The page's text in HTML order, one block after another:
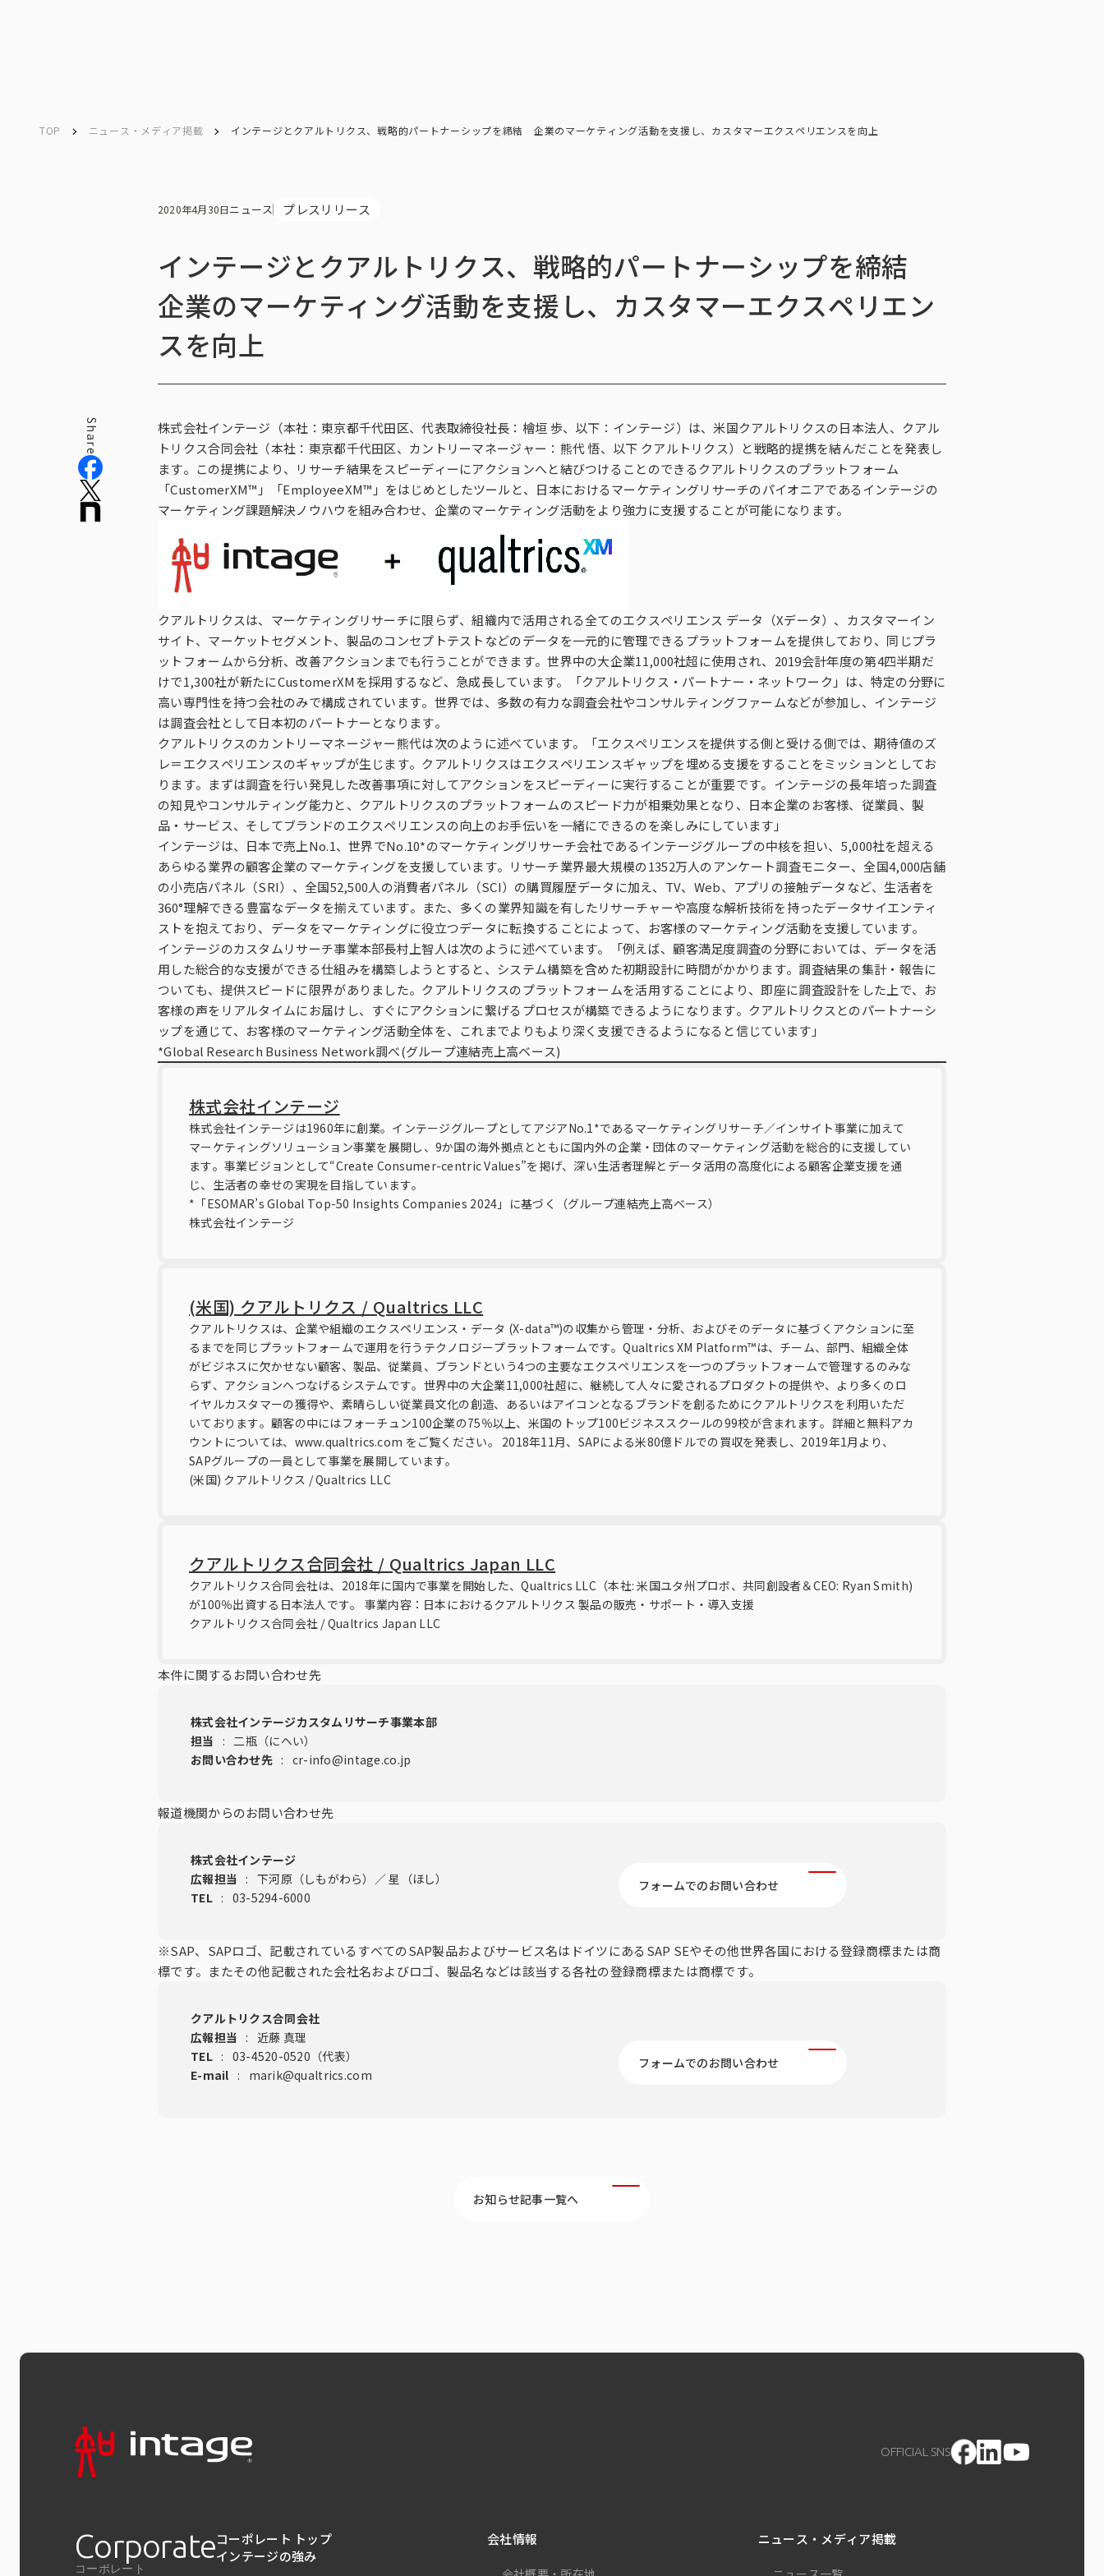
会社情報トップ
会社概要・所在地
役員紹介 沿革
み
TOP ニュース・メディア掲載 インテージとクアルトリクス、戦略的パートナーシップを締結 企業のマーケティング活動を支援し、カスタマーエクスペリエンスを向上
2020年4月30日ニュース プレスリリース
インテージとクアルトリクス、戦略的パートナーシップを締結
企業のマーケティング活動を支援し、カスタマーエクスペリエン
スを向上
Share
株式会社インテージ（本社：東京都千代田区、代表取締役社長：檜垣 歩、以下：インテージ）は、米国クアルトリクスの日本法人、クアル
トリクス合同会社（本社：東京都千代田区、カントリーマネージャー：熊代 悟、以下 クアルトリクス）と戦略的提携を結んだことを発表し
ます。この提携により、リサーチ結果をスピーディーにアクションへと結びつけることのできるクアルトリクスのプラットフォーム
「CustomerXM™」「EmployeeXM™」をはじめとしたツールと、日本におけるマーケティングリサーチのパイオニアであるインテージの
マーケティング課題解決ノウハウを組み合わせ、企業のマーケティング活動をより強力に支援することが可能になります。
クアルトリクスは、マーケティングリサーチに限らず、組織内で活用される全てのエクスペリエンス データ（Xデータ）、カスタマーイン
サイト、マーケットセグメント、製品のコンセプトテストなどのデータを一元的に管理できるプラットフォームを提供しており、同じプラ
ットフォームから分析、改善アクションまでも行うことができます。世界中の大企業11,000社超に使用され、2019会計年度の第4四半期だ
けで1,300社が新たにCustomerXMを採用するなど、急成長しています。「クアルトリクス・パートナー・ネットワーク」は、特定の分野に
高い専門性を持つ会社のみで構成されています。世界では、多数の有力な調査会社やコンサルティングファームなどが参加し、インテージ
は調査会社として日本初のパートナーとなります。
クアルトリクスのカントリーマネージャー熊代は次のように述べています。「エクスペリエンスを提供する側と受ける側では、期待値のズ
レ＝エクスペリエンスのギャップが生じます。クアルトリクスはエクスペリエンスギャップを埋める支援をすることをミッションとしてお
ります。まずは調査を行い発見した改善事項に対してアクションをスピーディーに実行することが重要です。インテージの長年培った調査
の知見やコンサルティング能力と、クアルトリクスのプラットフォームのスピード力が相乗効果となり、日本企業のお客様、従業員、製
品・サービス、そしてブランドのエクスペリエンスの向上のお手伝いを一緒にできるのを楽しみにしています」
インテージは、日本で売上No.1、世界でNo.10*のマーケティングリサーチ会社であるインテージグループの中核を担い、5,000社を超える
あらゆる業界の顧客企業のマーケティングを支援しています。リサーチ業界最大規模の1352万人のアンケート調査モニター、全国4,000店舗
の小売店パネル（SRI）、全国52,500人の消費者パネル（SCI）の購買履歴データに加え、TV、Web、アプリの接触データなど、生活者を
360°理解できる豊富なデータを揃えています。また、多くの業界知識を有したリサーチャーや高度な解析技術を持ったデータサイエンティ
ストを抱えており、データをマーケティングに役立つデータに転換することによって、お客様のマーケティング活動を支援しています。
インテージのカスタムリサーチ事業本部長村上智人は次のように述べています。「例えば、顧客満足度調査の分野においては、データを活
用した総合的な支援ができる仕組みを構築しようとすると、システム構築を含めた初期設計に時間がかかります。調査結果の集計・報告に
ついても、提供スピードに限界がありました。クアルトリクスのプラットフォームを活用することにより、即座に調査設計をした上で、お
客様の声をリアルタイムにお届けし、すぐにアクションに繋げるプロセスが構築できるようになります。クアルトリクスとのパートナーシ
ップを通じて、お客様のマーケティング活動全体を、これまでよりもより深く支援できるようになると信じています」
*Global Research Business Network調べ(グループ連結売上高ベース)
株式会社インテージ
株式会社インテージは1960年に創業。インテージグループとしてアジアNo.1*であるマーケティングリサーチ／インサイト事業に加えて
マーケティングソリューション事業を展開し、9か国の海外拠点とともに国内外の企業・団体のマーケティング活動を総合的に支援してい
ます。事業ビジョンとして“Create Consumer-centric Values”を掲げ、深い生活者理解とデータ活用の高度化による顧客企業支援を通
じ、生活者の幸せの実現を目指しています。
*「ESOMAR’s Global Top-50 Insights Companies 2024」に基づく（グループ連結売上高ベース）
株式会社インテージ
(米国) クアルトリクス / Qualtrics LLC
クアルトリクスは、企業や組織のエクスペリエンス・データ (X-data™)の収集から管理・分析、およびそのデータに基づくアクションに至
るまでを同じプラットフォームで運用を行うテクノロジープラットフォームです。Qualtrics XM Platform™は、チーム、部門、組織全体
がビジネスに欠かせない顧客、製品、従業員、ブランドという4つの主要なエクスペリエンスを一つのプラットフォームで管理するのみな
らず、アクションへつなげるシステムです。世界中の大企業11,000社超に、継続して人々に愛されるプロダクトの提供や、より多くのロ
イヤルカスタマーの獲得や、素晴らしい従業員文化の創造、あるいはアイコンとなるブランドを創るためにクアルトリクスを利用いただ
いております。顧客の中にはフォーチュン100企業の75％以上、米国のトップ100ビジネススクールの99校が含まれます。詳細と無料アカ
ウントについては、www.qualtrics.com をご覧ください。 2018年11月、SAPによる米80億ドルでの買収を発表し、2019年1月より、
SAPグループの一員として事業を展開しています。
(米国) クアルトリクス / Qualtrics LLC
クアルトリクス合同会社 / Qualtrics Japan LLC
クアルトリクス合同会社は、2018年に国内で事業を開始した、Qualtrics LLC（本社: 米国ユタ州プロボ、共同創設者＆CEO: Ryan Smith)
が100％出資する日本法人です。 事業内容：日本におけるクアルトリクス 製品の販売・サポート・導入支援
クアルトリクス合同会社 / Qualtrics Japan LLC
本件に関するお問い合わせ先
株式会社インテージカスタムリサーチ事業本部
担当
: 二瓶（にへい）
お問い合わせ先 : cr-info@intage.co.jp
報道機関からのお問い合わせ先
株式会社インテージ
広報担当 : 下河原（しもがわら）／ 星（ほし）
TEL : 03-5294-6000
フォームでのお問い合わせ
※SAP、SAPロゴ、記載されているすべてのSAP製品およびサービス名はドイツにあるSAP SEやその他世界各国における登録商標または商
標です。またその他記載された会社名およびロゴ、製品名などは該当する各社の登録商標または商標です。
クアルトリクス合同会社
広報担当 :
近藤 真理
TEL : 03-4520-0520（代表）
E-mail : marik@qualtrics.com
フォームでのお問い合わせ
お知らせ記事一覧へ
OFFICIAL SNS
Corporate
コーポレート
コーポレート トップ
インテージの強み
会社情報 ニュース・メディア掲載